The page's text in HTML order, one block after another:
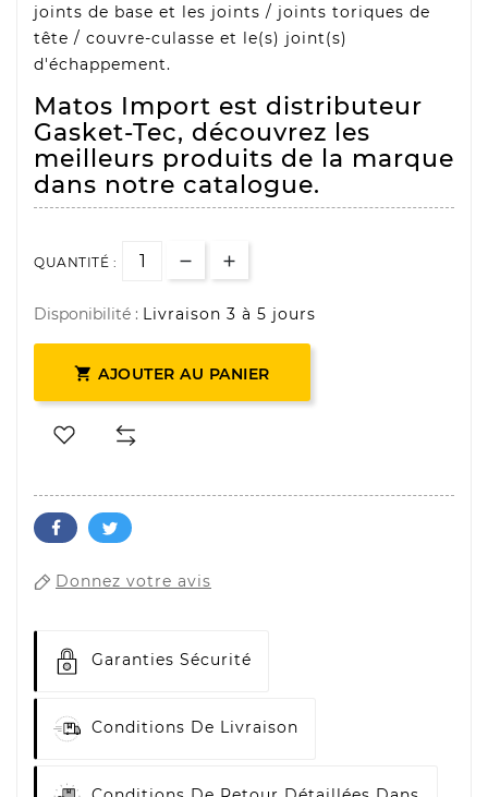
joints de base et les joints / joints toriques de
tête / couvre-culasse et le(s) joint(s)
d'échappement.
Matos Import est distributeur
Gasket-Tec, découvrez les
meilleurs produits de la marque
dans notre catalogue.
QUANTITÉ :
Disponibilité : Livraison 3 à 5 jours
 AJOUTER AU PANIER
Donnez votre avis
Garanties Sécurité
Conditions De Livraison